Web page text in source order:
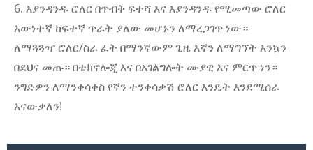
6. እያንዳንዱ ሮለር በጥብቅ ፍተሻ እና እያንዳንዱ የሚመጣው ሮለር
እውነተኛ ከፍተኛ ጥራት ያለው መሆኑን ለማረጋገጥ ነው።
ለማጓጓዣ ሮለር/ስራ ፈት በማንኛውም ጊዜ እኛን ለማግኘት እንኳን
በደህና መጡ። በቴክኖሎጂ እና በአገልግሎት ሙያዊ እና ምርጥ ነን።
ንግድዎን ለማንቀሳቀስ የኛን ተንቀሳቃሽ ሮለር እንዴት እንደሚሰራ
እናውቃለን!